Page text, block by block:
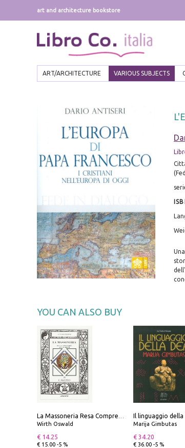
art and architecture bookstore
ART/ARCHITECTURE VARIOUS SUBJECTS
YOU CAN ALSO BUY
Wirth Oswald
€ 14.25
€ 15.00 -5 %
Il linguaggio della
Marija Gimbutas
€ 34.20
€ 36.00 -5 %